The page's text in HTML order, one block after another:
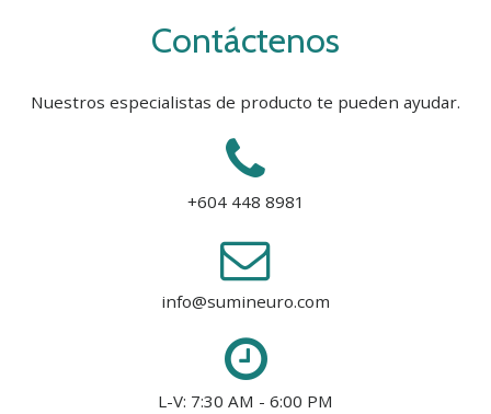
Contáctenos
Nuestros especialistas de producto te pueden ayudar.
+604 448 8981
info@sumineuro.com
L-V: 7:30 AM - 6:00 PM